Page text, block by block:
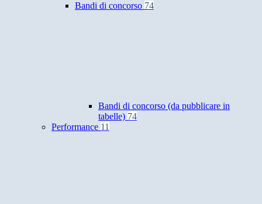
Bandi di concorso 74
Bandi di concorso (da pubblicare in
tabelle) 74
Performance 11